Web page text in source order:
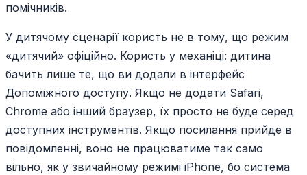
помічників.
У дитячому сценарії користь не в тому, що режим
«дитячий» офіційно. Користь у механіці: дитина
бачить лише те, що ви додали в інтерфейс
Допоміжного доступу. Якщо не додати Safari,
Chrome або інший браузер, їх просто не буде серед
доступних інструментів. Якщо посилання прийде в
повідомленні, воно не працюватиме так само
вільно, як у звичайному режимі iPhone, бо система